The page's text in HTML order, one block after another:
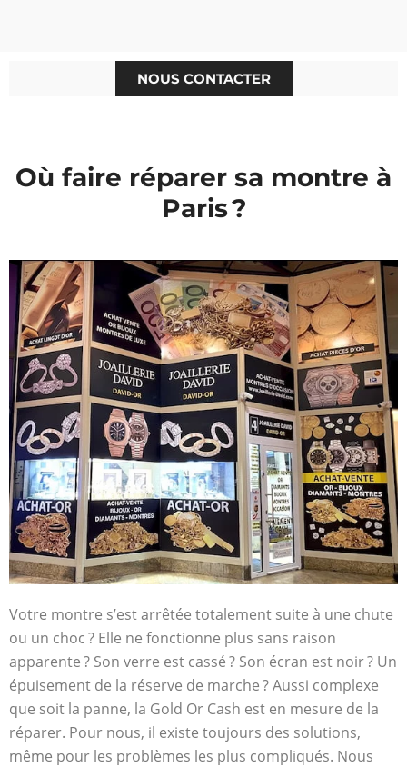
NOUS CONTACTER
Où faire réparer sa montre à
Paris ?
Votre montre s’est arrêtée totalement suite à une chute
ou un choc ? Elle ne fonctionne plus sans raison
apparente ? Son verre est cassé ? Son écran est noir ? Un
épuisement de la réserve de marche ? Aussi complexe
que soit la panne, la Gold Or Cash est en mesure de la
réparer. Pour nous, il existe toujours des solutions,
même pour les problèmes les plus compliqués. Nous